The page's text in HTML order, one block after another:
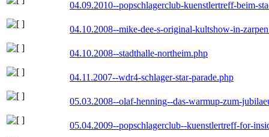
04.09.2010--popschlagerclub-kuenstlertreff-beim-
04.10.2008--mike-dee-s-original-kultshow-in-
04.10.2008--stadthalle-northeim.php
04.11.2007--wdr4-schlager-star-parade.php
05.03.2008--olaf-henning--das-warmup-zum-
05.04.2009--popschlagerclub--kuenstlertreff-for-